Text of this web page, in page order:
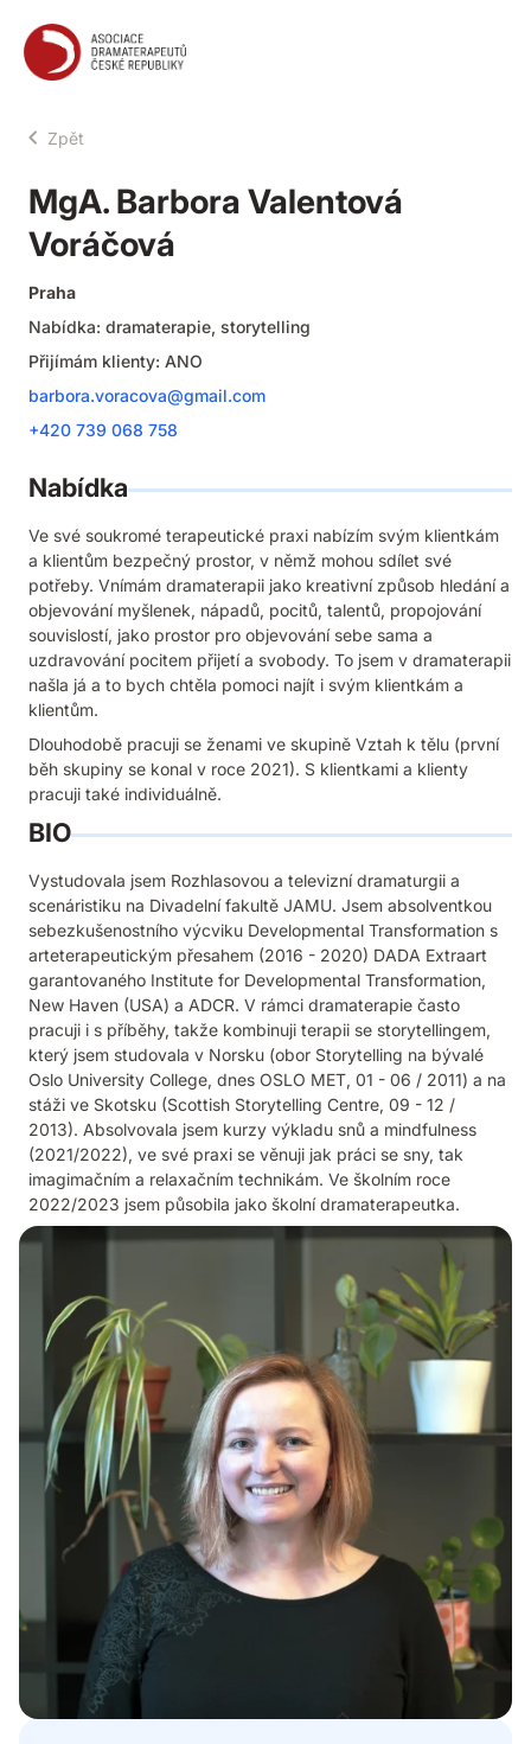
ADČR
Zpět
MgA. Barbora Valentová
Voráčová
Praha
Nabídka: dramaterapie, storytelling
Přijímám klienty: ANO
barbora.voracova@gmail.com
+420 739 068 758
Nabídka
Ve své soukromé terapeutické praxi nabízím svým klientkám
a klientům bezpečný prostor, v němž mohou sdílet své
potřeby. Vnímám dramaterapii jako kreativní způsob hledání a
objevování myšlenek, nápadů, pocitů, talentů, propojování
souvislostí, jako prostor pro objevování sebe sama a
uzdravování pocitem přijetí a svobody. To jsem v dramaterapii
našla já a to bych chtěla pomoci najít i svým klientkám a
klientům.
Dlouhodobě pracuji se ženami ve skupině Vztah k tělu (první
běh skupiny se konal v roce 2021). S klientkami a klienty
pracuji také individuálně.
BIO
Vystudovala jsem Rozhlasovou a televizní dramaturgii a
scenáristiku na Divadelní fakultě JAMU. Jsem absolventkou
sebezkušenostního výcviku Developmental Transformation s
arteterapeutickým přesahem (2016 - 2020) DADA Extraart
garantovaného Institute for Developmental Transformation,
New Haven (USA) a ADCR. V rámci dramaterapie často
pracuji i s příběhy, takže kombinuji terapii se storytellingem,
který jsem studovala v Norsku (obor Storytelling na bývalé
Oslo University College, dnes OSLO MET, 01 - 06 / 2011) a na
stáži ve Skotsku (Scottish Storytelling Centre, 09 - 12 /
2013). Absolvovala jsem kurzy výkladu snů a mindfulness
(2021/2022), ve své praxi se věnuji jak práci se sny, tak
imagimačním a relaxačním technikám. Ve školním roce
2022/2023 jsem působila jako školní dramaterapeutka.